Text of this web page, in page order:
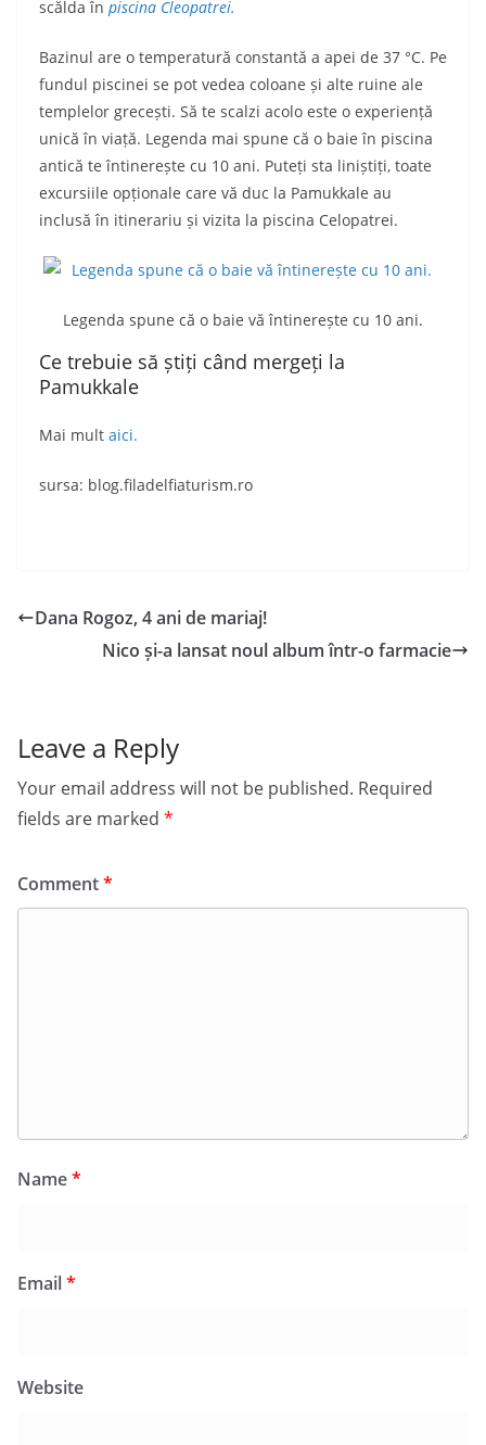
scălda în piscina Cleopatrei.
Bazinul are o temperatură constantă a apei de 37 °C. Pe
fundul piscinei se pot vedea coloane și alte ruine ale
templelor grecești. Să te scalzi acolo este o experiență
unică în viață. Legenda mai spune că o baie în piscina
antică te întinerește cu 10 ani. Puteți sta liniștiți, toate
excursiile opționale care vă duc la Pamukkale au
inclusă în itinerariu și vizita la piscina Celopatrei.
Legenda spune că o baie vă întinerește cu 10 ani.
Ce trebuie să știți când mergeți la
Pamukkale
Mai mult aici.
sursa: blog.filadelfiaturism.ro
Dana Rogoz, 4 ani de mariaj!
Nico și-a lansat noul album într-o farmacie
Leave a Reply
Your email address will not be published. Required
fields are marked *
Comment*
Name*
Email*
Website